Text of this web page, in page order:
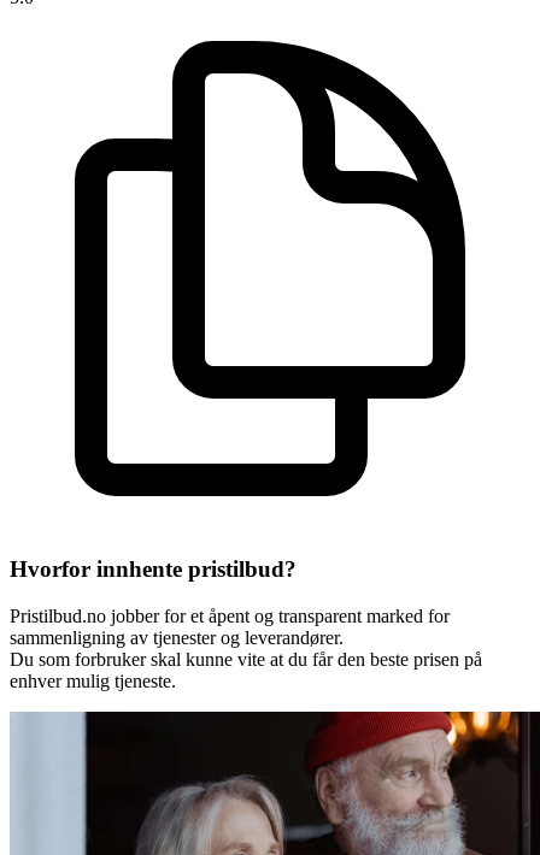
Hvorfor innhente pristilbud?
Pristilbud.no jobber for et åpent og transparent marked for
sammenligning av tjenester og leverandører.
Du som forbruker skal kunne vite at du får den beste prisen på
enhver mulig tjeneste.